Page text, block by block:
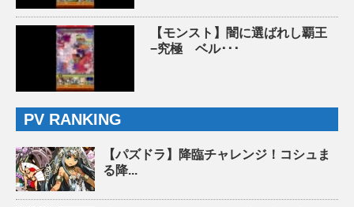
【モンスト】闇に選ばれし覇王
−究極 ベル･･･
PV RANKING
【パズドラ】降臨チャレンジ！コシュま
る降...